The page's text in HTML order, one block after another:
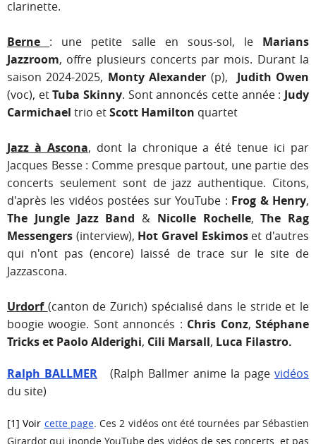
clarinette.
Berne : une petite salle en sous-sol, le Marians
Jazzroom, offre plusieurs concerts par mois. Durant la
saison 2024-2025, Monty Alexander (p), Judith Owen
(voc), etTuba Skinny. Sont annoncés cette année : Judy
Carmichael trio etScott Hamilton quartet
Jazz à Ascona, dont la chronique a été tenue ici par
Jacques Besse : Comme presque partout, une partie des
concerts seulement sont de jazz authentique. Citons,
d'après les vidéos postées sur YouTube : Frog & Henry,
The Jungle Jazz Band & Nicolle Rochelle,The Rag
Messengers (interview), Hot Gravel Eskimoset d'autres
qui n'ont pas (encore) laissé de trace sur le site de
Jazzascona.
Urdorf (canton de Zürich) spécialisé dans le stride et le
boogie woogie. Sont annoncés : Chris Conz,Stéphane
Tricks et Paolo Alderighi, Cili Marsall, Luca Filastro.
Ralph BALLMER (Ralph Ballmer anime la page vidéos
du site)
[1] Voir cette page.Ces 2 vidéos ont été tournées par Sébastien
Girardot qui inonde YouTube des vidéos de ses concerts, et pas